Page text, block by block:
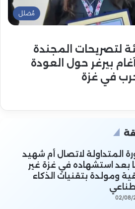
مُضلل
لتصريحات المجندة
آغام بيرغر حول العودة
في غزة
المتداولة لاتصال أم شهيد
بعد استشهاده في غزة غير
ومولدة بتقنيات الذكاء
02/08/